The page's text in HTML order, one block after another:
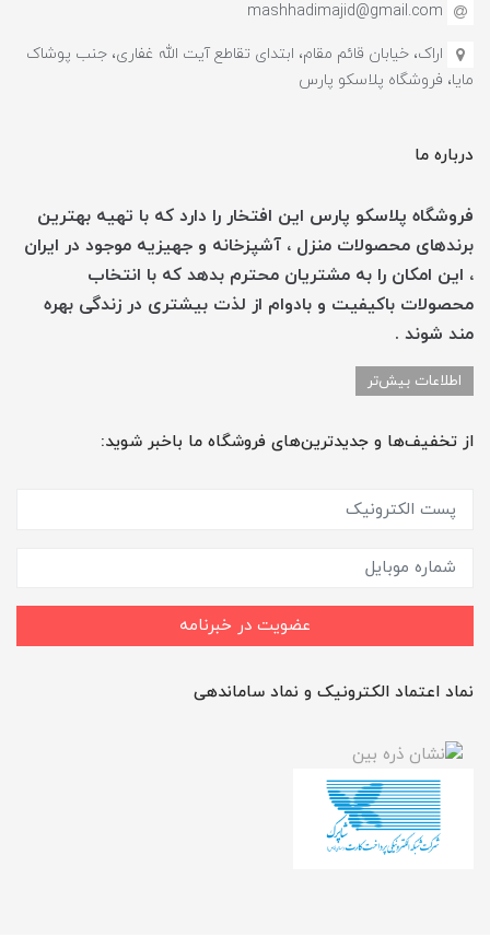
mashhadimajid@gmail.com
اراک، خیابان قائم مقام، ابتدای تقاطع آیت الله غفاری، جنب پوشاک
مایا، فروشگاه پلاسکو پارس
درباره ما
فروشگاه پلاسکو پارس این افتخار را دارد که با تهیه بهترین
برندهای محصولات منزل ، آشپزخانه و جهیزیه موجود در ایران
، این امکان را به مشتریان محترم بدهد که با انتخاب
محصولات باکیفیت و بادوام از لذت بیشتری در زندگی بهره
مند شوند .
اطلاعات بیش‌تر
از تخفیف‌ها و جدیدترین‌های فروشگاه ما باخبر شوید:
عضویت در خبرنامه
نماد اعتماد الکترونیک و نماد ساماندهی